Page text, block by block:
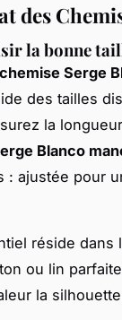
des
la bonne
chemise Serge
des tailles
la
Blanco
: ajustée pour
réside
ou lin
la